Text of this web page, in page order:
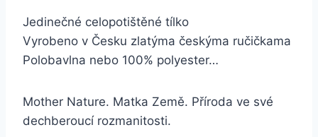
Jedinečné celopotištěné tílko
Vyrobeno v Česku zlatýma českýma ručičkama
Polobavlna nebo 100% polyester…
Mother Nature. Matka Země. Příroda ve své
dechberoucí rozmanitosti.